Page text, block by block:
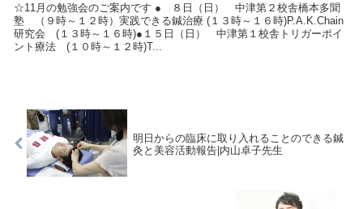
☆11月の勉強会のご案内です ● ８日（日） 中津第２校舎橋本多聞
塾 （９時～１２時）実践できる鍼治療 (１３時～１６時)P.A.K.Chain
研究会 (１３時～１６時)●１５日（日） 中津第１校舎トリガーポイ
ント療法 (１０時～１２時)T...
明日からの臨床に取り入れることのできる鍼
灸と美容活動報告|内山卓子先生